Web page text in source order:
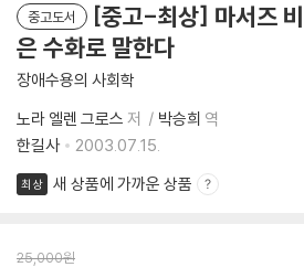
중고도서
[중고-최상] 마서즈
은 수화로 말한다
장애수용의 사회학
노라 엘렌 그로스 저 박승희 역
한길사
2003.07.15.
최상 새 상품에 가까운 상품
25,000원